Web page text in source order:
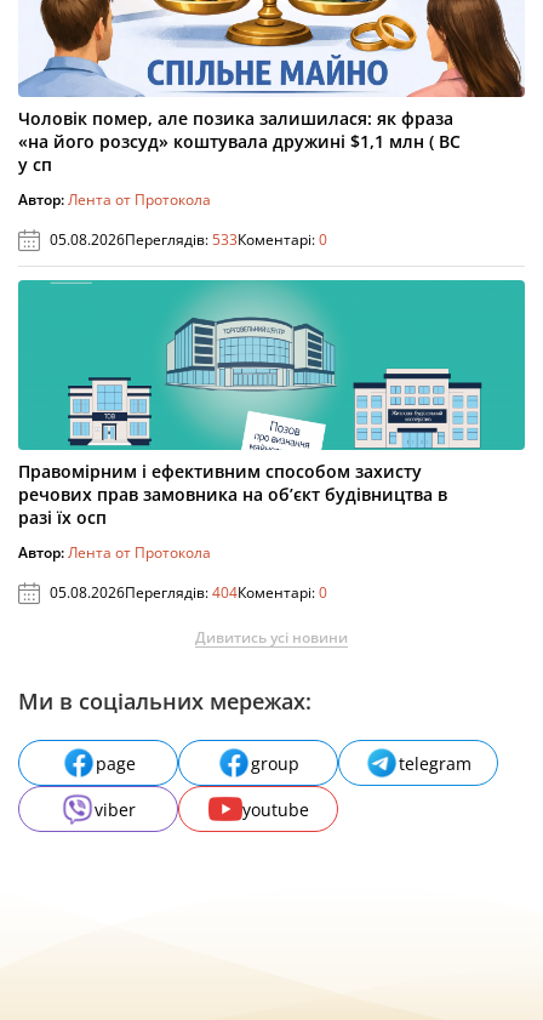
Чоловік помер, але позика залишилася: як фраза
«на його розсуд» коштувала дружині $1,1 млн ( ВС
у сп
Автор:Лента от Протокола
05.08.2026Переглядів:533Коментарі:0
Правомірним і ефективним способом захисту
речових прав замовника на об’єкт будівництва в
разі їх осп
Автор:Лента от Протокола
05.08.2026Переглядів:404Коментарі:0
Дивитись усі новини
Ми в соціальних мережах:
page group
telegram
viber
youtube